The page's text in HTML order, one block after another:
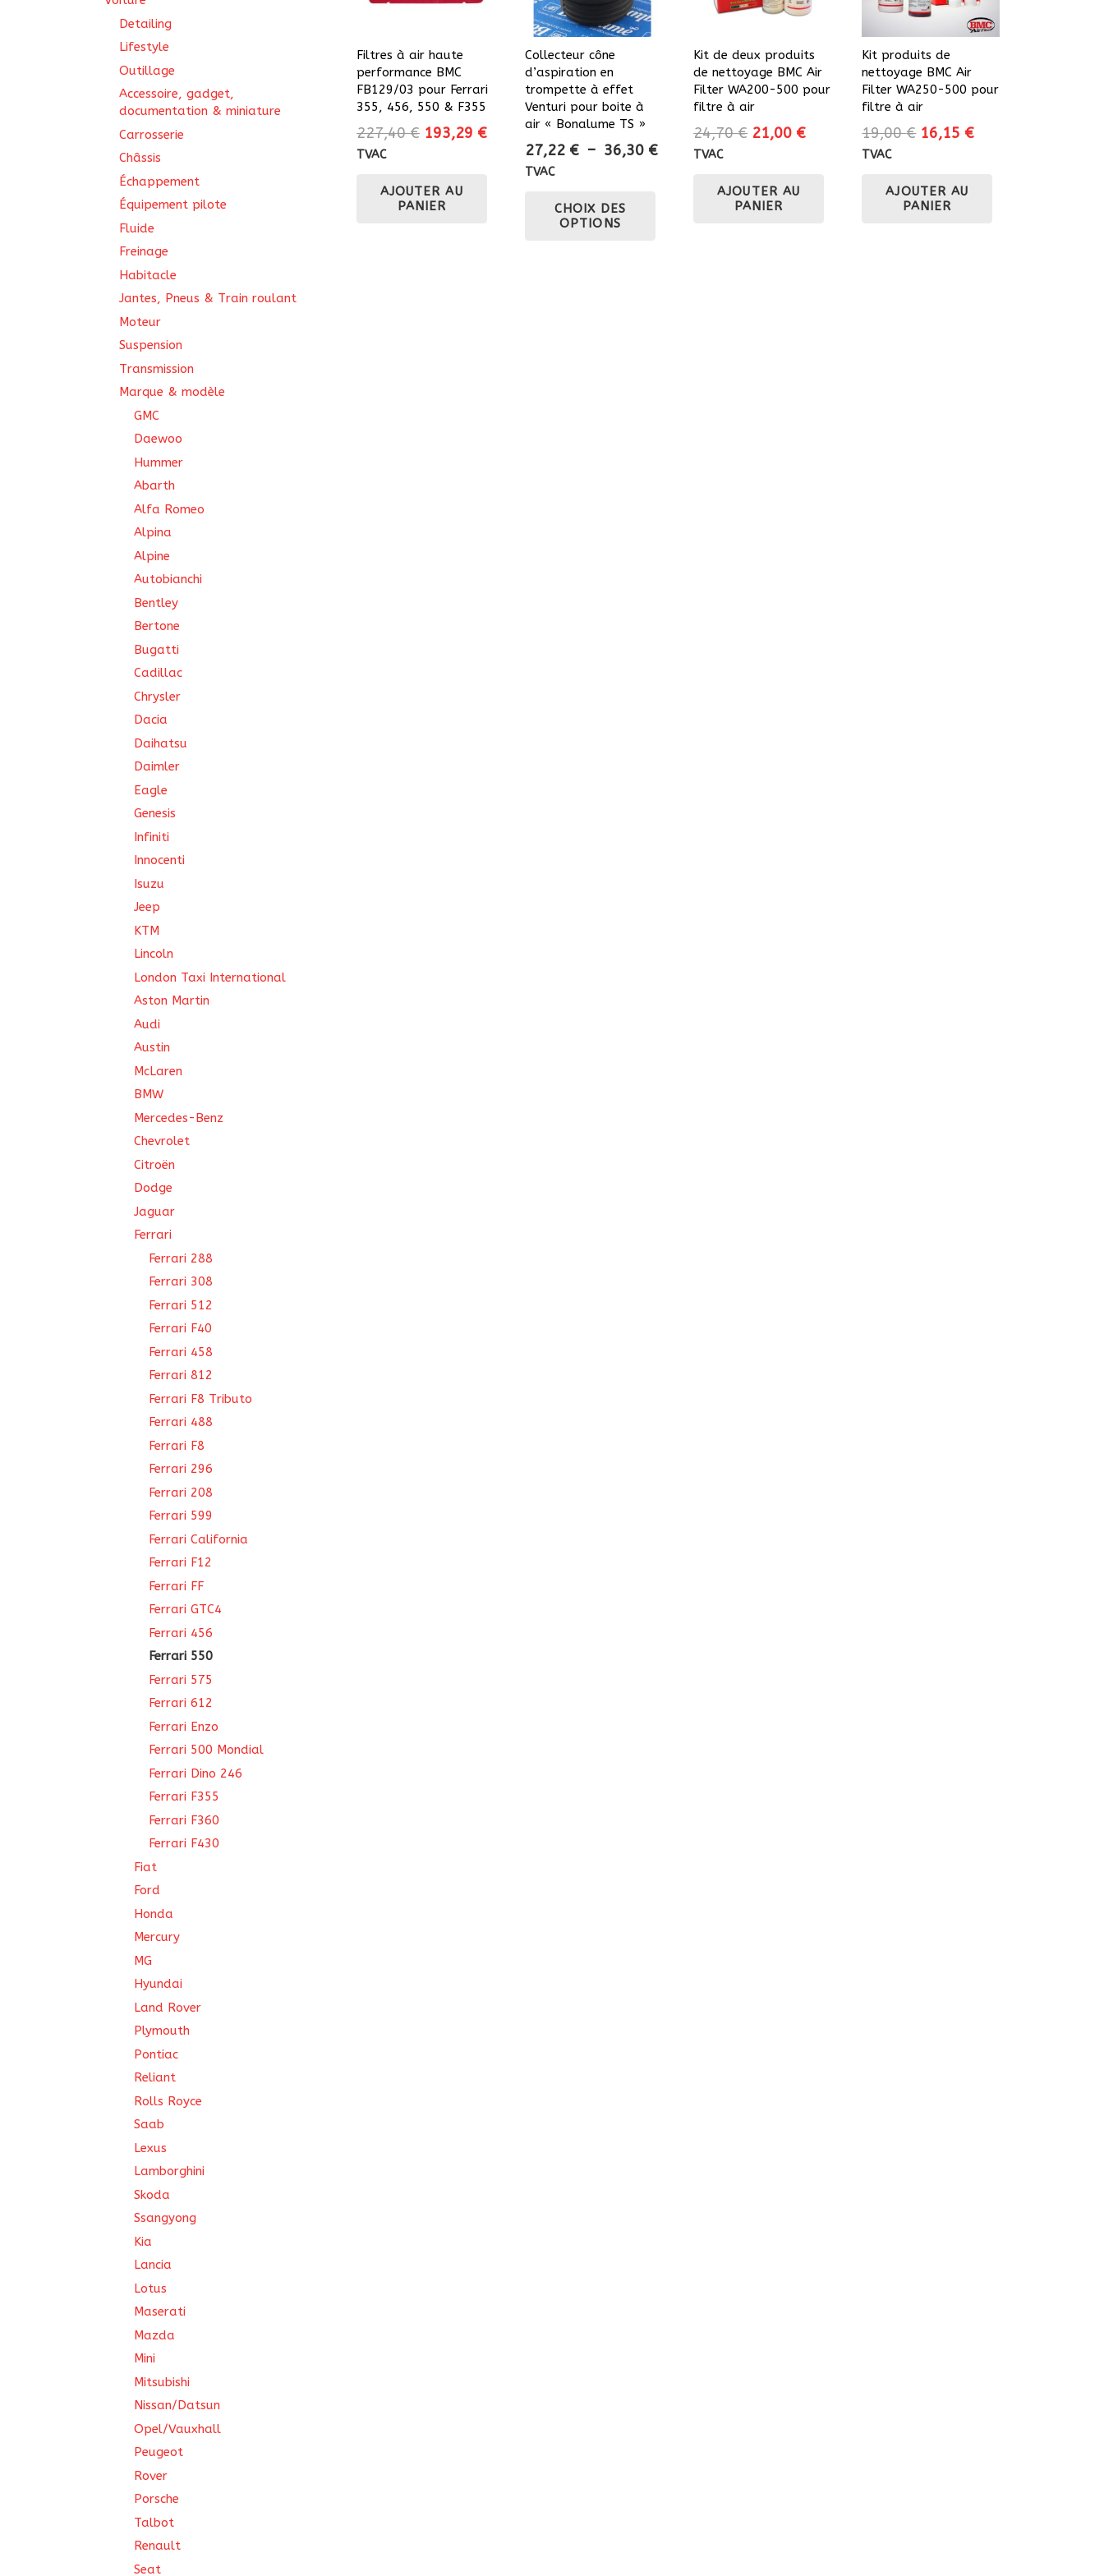
Filtres à air haute
performance BMC
FB129/03 pour Ferrari
355, 456, 550 & F355
227,40€ Le
était :
227,40 €.
193,29 €Le
actuel
TVAC
AJOUTER AU
PANIER
Collecteur cône
d’aspiration en
trompette à effet
Venturi pour boite à
air « Bonalume TS »
27,22 € – 36,30 €Plage
TVAC
CHOIX DES
OPTIONS
Kit de deux produits
de nettoyage BMC Air
Filter WA200-500 pour
filtre à air
24,70€ Le
était :
24,70 €.
21,00 €Le
TVAC
AJOUTER AU
PANIER
Kit produits de
nettoyage BMC Air
Filter WA250-500 pour
filtre à air
19,00€ Le
était :
19,00 €.
16,15 €Le
TVAC
AJOUTER AU
PANIER
Detailing
Lifestyle
Outillage
Accessoire, gadget,
documentation & miniature
Carrosserie
Châssis
Échappement
Équipement pilote
Fluide
Freinage
Habitacle
Jantes, Pneus & Train roulant
Moteur
Suspension
Transmission
Marque & modèle
GMC
Daewoo
Hummer
Abarth
Alfa Romeo
Alpina
Alpine
Autobianchi
Bentley
Bertone
Bugatti
Cadillac
Chrysler
Dacia
Daihatsu
Daimler
Eagle
Genesis
Infiniti
Innocenti
Isuzu
Jeep
KTM
Lincoln
London Taxi International
Aston Martin
Audi
Austin
McLaren
BMW
Mercedes-Benz
Chevrolet
Citroën
Dodge
Jaguar
Ferrari
Ferrari 288
Ferrari 308
Ferrari 512
Ferrari F40
Ferrari 458
Ferrari 812
Ferrari F8 Tributo
Ferrari 488
Ferrari F8
Ferrari 296
Ferrari 208
Ferrari 599
Ferrari California
Ferrari F12
Ferrari FF
Ferrari GTC4
Ferrari 456
Ferrari 550
Ferrari 575
Ferrari 612
Ferrari Enzo
Ferrari 500 Mondial
Ferrari Dino 246
Ferrari F355
Ferrari F360
Ferrari F430
Fiat
Ford
Honda
Mercury
MG
Hyundai
Land Rover
Plymouth
Pontiac
Reliant
Rolls Royce
Saab
Lexus
Lamborghini
Skoda
Ssangyong
Kia
Lancia
Lotus
Maserati
Mazda
Mini
Mitsubishi
Nissan/Datsun
Opel/Vauxhall
Peugeot
Rover
Porsche
Talbot
Renault
Seat